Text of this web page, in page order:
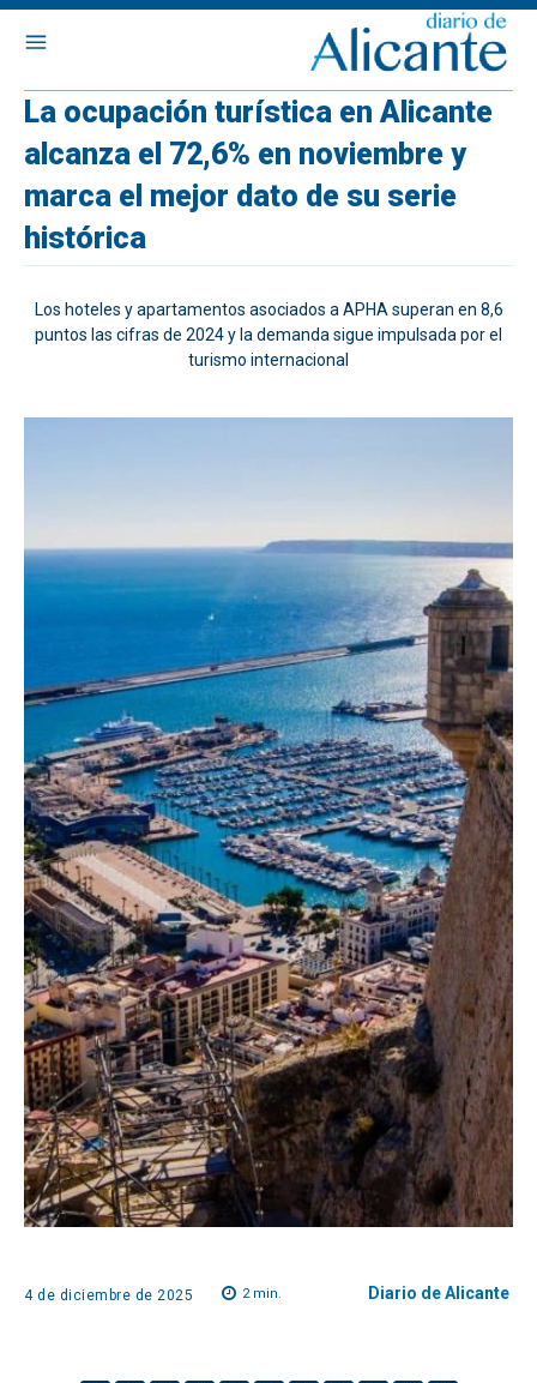
La ocupación turística en Alicante
alcanza el 72,6% en noviembre y
marca el mejor dato de su serie
histórica
Los hoteles y apartamentos asociados a APHA superan en 8,6
puntos las cifras de 2024 y la demanda sigue impulsada por el
turismo internacional
4 de diciembre de 2025 2min. Diario de Alicante